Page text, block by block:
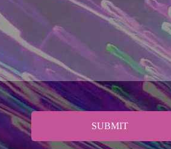
SUBMIT